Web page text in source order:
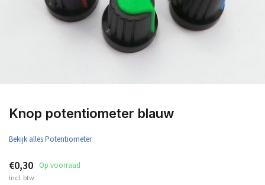
Knop potentiometer blauw
Bekijk alles Potentiometer
€0,30 Op voorraad
Incl. btw